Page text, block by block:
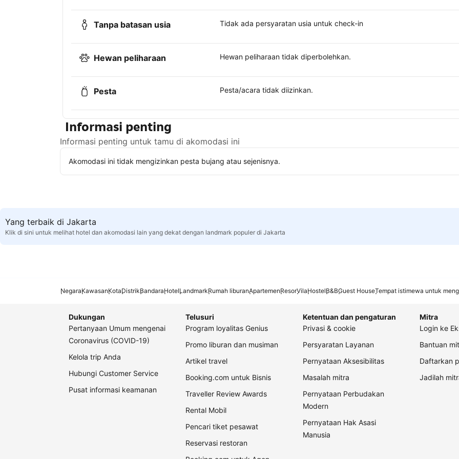
Tanpa batasan usia Tidak ada persyaratan usia untuk check-in
Hewan peliharaan Hewan peliharaan tidak diperbolehkan.
Pesta Pesta/acara tidak diizinkan.
Informasi penting
Informasi penting untuk tamu di akomodasi ini
Akomodasi ini tidak mengizinkan pesta bujang atau sejenisnya.
Yang terbaik di Jakarta
Klik di sini untuk melihat hotel dan akomodasi lain yang dekat dengan landmark populer di Jakarta
NegaraKawasanKotaDistrikBandaraHotelLandmarkRumah liburanApartemenResorVilaHostelB&BGuest HouseTempat istimewa untuk
Dukungan
Pertanyaan Umum mengenai
Coronavirus (COVID-19)
Kelola trip Anda
Hubungi Customer Service
Pusat informasi keamanan
Telusuri
Program loyalitas Genius
Promo liburan dan musiman
Artikel travel
Booking.com untuk Bisnis
Traveller Review Awards
Rental Mobil
Pencari tiket pesawat
Reservasi restoran
Ketentuan dan pengaturan
Privasi & cookie
Persyaratan Layanan
Pernyataan Aksesibilitas
Masalah mitra
Pernyataan Perbudakan
Modern
Pernyataan Hak Asasi
Manusia
Mitra
Login ke
Bantuan
Daftarkan
Jadilah